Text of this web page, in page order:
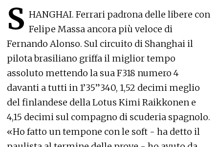
S HANGHAI. Ferrari padrona delle libere con
Felipe Massa ancora più veloce di
Fernando Alonso. Sul circuito di Shanghai il
pilota brasiliano griffa il miglior tempo
assoluto mettendo la sua F318 numero 4
davanti a tutti in 1’35”340, 1,52 decimi meglio
del finlandese della Lotus Kimi Raikkonen e
4,15 decimi sul compagno di scuderia spagnolo.
«Ho fatto un tempone con le soft - ha detto il